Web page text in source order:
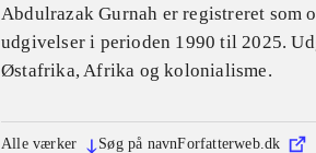
Abdulrazak Gurnah er registreret som
udgivelser i perioden 1990 til 2025.
Østafrika, Afrika og kolonialisme.
Alle værker Søg på navnForfatterweb.dk